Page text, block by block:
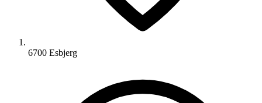
6700 Esbjerg